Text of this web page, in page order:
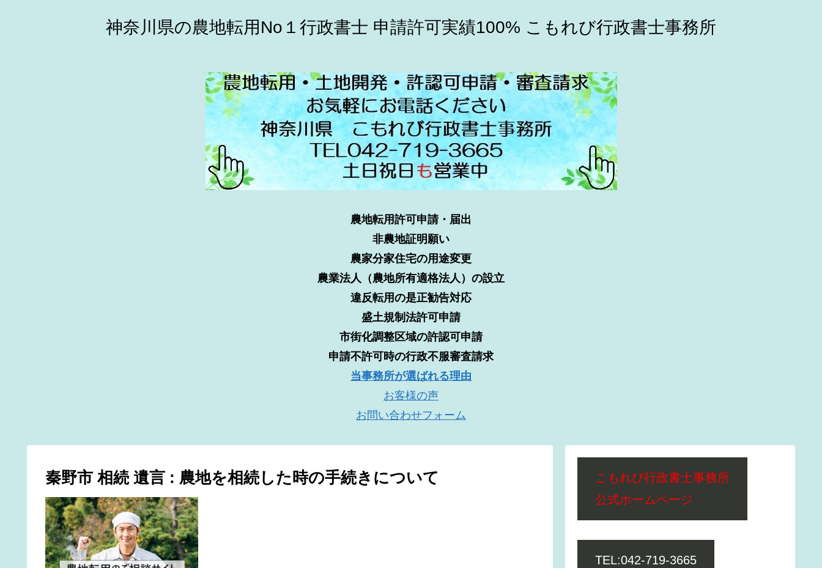
神奈川県の農地転用No１行政書士 申請許可実績100% こもれび行政書士事務所
農地転用許可申請・届出
非農地証明願い
農家分家住宅の用途変更
農業法人（農地所有適格法人）の設立
違反転用の是正勧告対応
盛土規制法許可申請
市街化調整区域の許認可申請
申請不許可時の行政不服審査請求
当事務所が選ばれる理由
お客様の声
お問い合わせフォーム
秦野市 相続 遺言 : 農地を相続した時の手続きについて
こもれび行政書士事務所
公式ホームページ
TEL:042-719-3665